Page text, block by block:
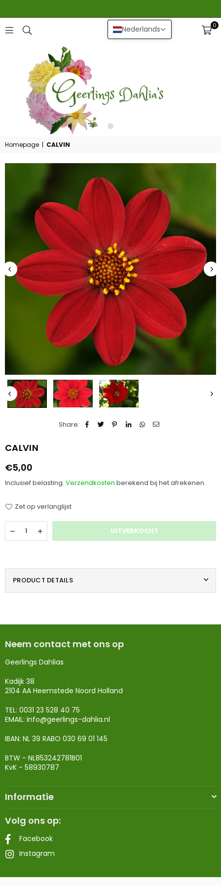
GEERLINGS
0
Homepage | CALVIN
Share:
CALVIN
Normale
prijs
€5,00
Inclusief belasting. Verzendkosten berekend bij het afrekenen.
Zet op verlanglijst
Hoeveelheid
UITVERKOCHT
PRODUCT DETAILS
Neem contact met ons op
Geerlings Dahlias
Kadijk 38
2104 AA Heemstede Noord Holland
TEL: 0031 23 528 40 75
EMAIL: info@geerlings-dahlia.nl
IBAN: NL 39 RABO 030 69 01 145
BTW - NL853242781B01
KvK - 58930787
Informatie
Volg ons op:
Facebook
Instagram
Nederlands